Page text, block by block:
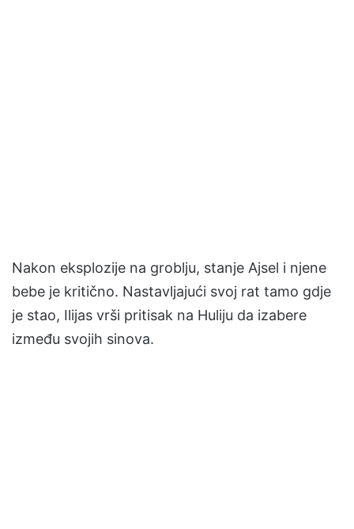
Nakon eksplozije na groblju, stanje Ajsel i njene
bebe je kritično. Nastavljajući svoj rat tamo gdje
je stao, Ilijas vrši pritisak na Huliju da izabere
između svojih sinova.